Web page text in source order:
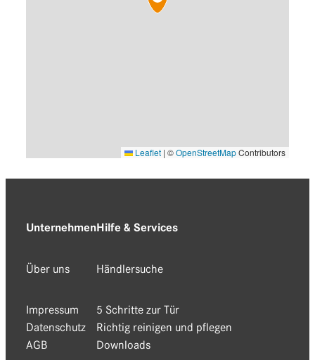
Leaflet | ©OpenStreetMapContributors
Unternehmen
Über uns
Impressum
Datenschutz
AGB
Hilfe & Services
Händlersuche
5 Schritte zur Tür
Richtig reinigen und pflegen
Downloads